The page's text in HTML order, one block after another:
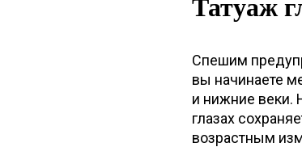
Татуаж
Спешим
вы начинаете
и нижние веки.
глазах
возрастным